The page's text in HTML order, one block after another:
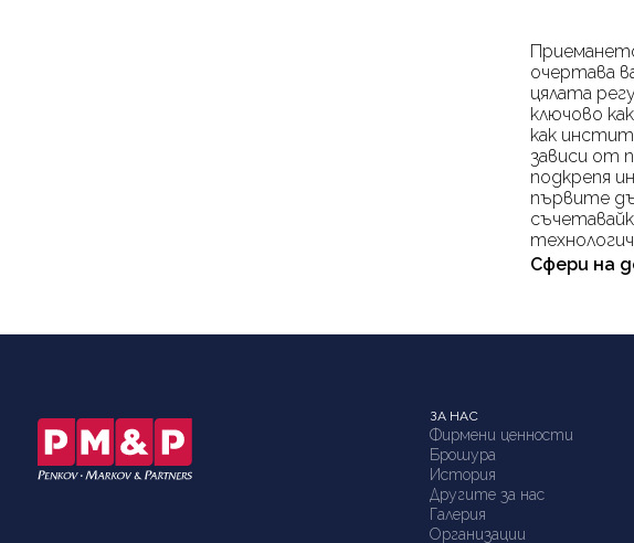
очертава
цялата
ключово
как
зависи от
подкрепя
първите
Сфери на
ЗА НАС
Фирмени ценности
Брошура
История
Другите за нас
Галерия
Организации